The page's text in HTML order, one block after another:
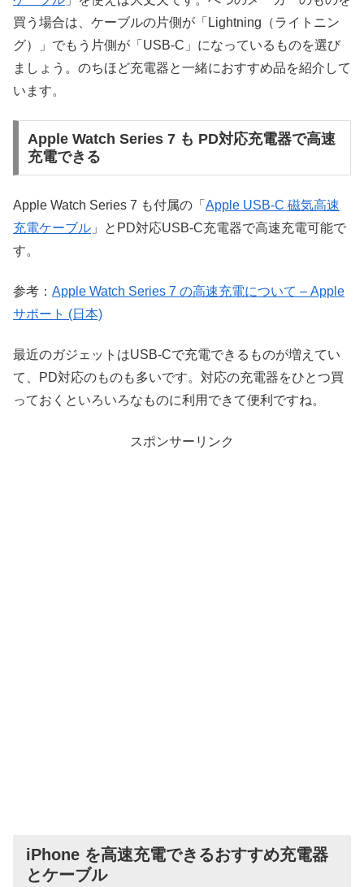
買う場合は、ケーブルの片側が「Lightning（ライトニン
グ）」でもう片側が「USB-C」になっているものを選び
ましょう。のちほど充電器と一緒におすすめ品を紹介して
います。
Apple Watch Series 7 も PD対応充電器で高速
充電できる
Apple Watch Series 7 も付属の「 Apple USB-C 磁気高速
充電ケーブル 」とPD対応USB-C充電器で高速充電可能で
す。
参考： Apple Watch Series 7 の高速充電について – Apple
サポート (日本)
最近のガジェットはUSB-Cで充電できるものが増えてい
て、PD対応のものも多いです。対応の充電器をひとつ買
っておくといろいろなものに利用できて便利ですね。
スポンサーリンク
iPhone を高速充電できるおすすめ充電器
とケーブル